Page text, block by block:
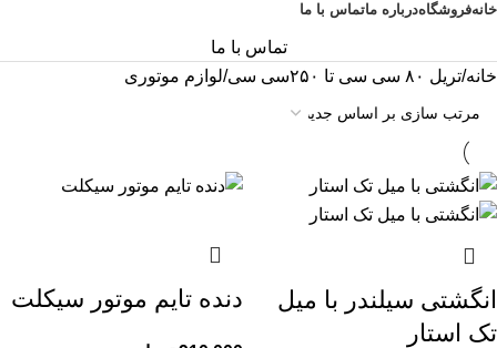
خانهفروشگاهدرباره ماتماس با ما
تماس با ما
خانه تریل ۸۰ سی سی تا ۲۵۰سی سی لوازم موتوری
انگشتی سیلندر با میل
تک استار
دنده تایم موتور سیکلت